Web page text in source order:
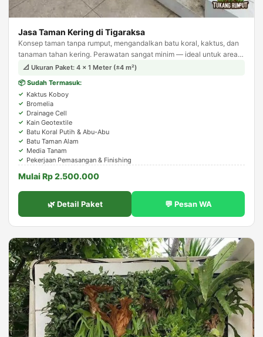
Jasa Taman Kering di Tigaraksa
Konsep taman tanpa rumput, mengandalkan batu koral, kaktus, dan
tanaman tahan kering. Perawatan sangat minim — ideal untuk area
sempit seperti samping rumah atau carport.
📐 Ukuran Paket: 4 × 1 Meter (±4 m²)
📦 Sudah Termasuk:
Kaktus Koboy
Bromelia
Drainage Cell
Kain Geotextile
Batu Koral Putih & Abu-Abu
Batu Taman Alam
Media Tanam
Pekerjaan Pemasangan & Finishing
Mulai Rp 2.500.000
🌿 Detail Paket 💬 Pesan WA